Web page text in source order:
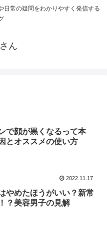
日常の疑問をわかりやすく発信する
ん
で顔が黒くなるって本
とオススメの使い方
2022.11.17
やめたほうがいい？新常
？美容男子の見解